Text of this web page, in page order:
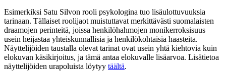
Esimerkiksi Satu Silvon rooli psykologina tuo lisäulottuvuuksia
tarinaan. Tällaiset roolijaot muistuttavat merkittävästi suomalaisten
draamojen perinteitä, joissa henkilöhahmojen monikerroksisuus
usein heijastaa yhteiskunnallisia ja henkilökohtaisia haasteita.
Näyttelijöiden taustalla olevat tarinat ovat usein yhtä kiehtovia kuin
elokuvan käsikirjoitus, ja tämä antaa elokuvalle lisäarvoa. Lisätietoa
näyttelijöiden urapoluista löytyy täältä.